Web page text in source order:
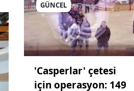
GÜNCEL
'Casperlar' çetesi
için operasyon: 149